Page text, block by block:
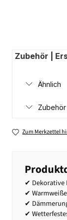
Zubehör |
Ähnlich
Zubehör
Zum Merkzettel
✔ Dekorative
✔
✔
✔